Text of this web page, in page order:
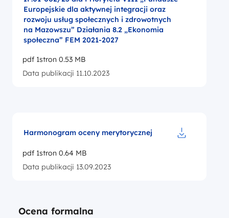
Europejskie dla aktywnej integracji oraz
rozwoju usług społecznych i zdrowotnych
na Mazowszu” Działania 8.2 „Ekonomia
społeczna” FEM 2021-2027
pdf 1stron 0.53 MB
Data publikacji 11.10.2023
Harmonogram oceny merytorycznej
pdf 1stron 0.64 MB
Data publikacji 13.09.2023
Ocena formalna